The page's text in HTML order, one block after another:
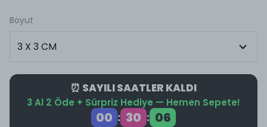
Boyut
⏰ SAYILI SAATLER KALDI
3 Al 2 Öde + Sürpriz Hediye — Hemen Sepete!
00 : 30 : 05